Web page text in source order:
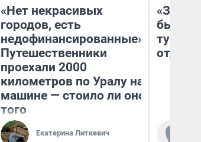
«Нет некрасивых
городов, есть
недофинансированные».
Путешественники
проехали 2000
километров по Уралу на
машине — стоило ли оно
того
Екатерина Литкевич
«За
были